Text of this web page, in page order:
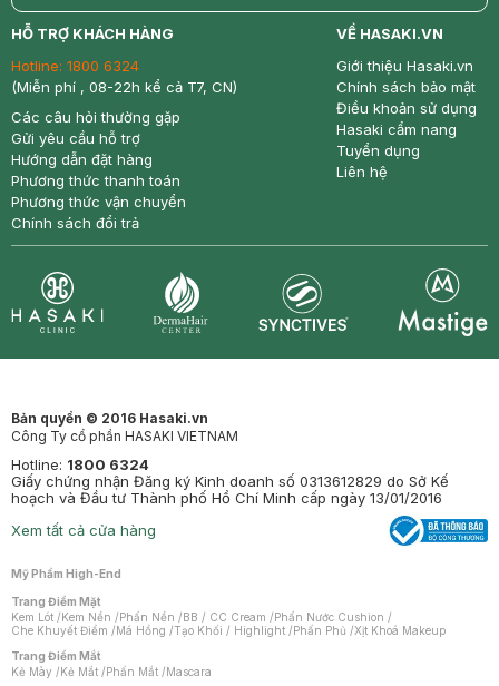
return nowfree price
HỖ TRỢ KHÁCH HÀNG
Hotline: 1800 6324
(Miễn phí , 08-22h kể cả T7, CN)
Các câu hỏi thường gặp
Gửi yêu cầu hỗ trợ
Hướng dẫn đặt hàng
Phương thức thanh toán
Phương thức vận chuyển
Chính sách đổi trả
VỀ HASAKI.VN
Giới thiệu Hasaki.vn
Chính sách bảo mật
Điều khoản sử dụng
Hasaki cẩm nang
Tuyển dụng
Liên hệ
Bản quyền © 2016 Hasaki.vn
Công Ty cổ phần HASAKI VIETNAM
Hotline: 1800 6324
Giấy chứng nhận Đăng ký Kinh doanh số 0313612829 do Sở Kế
hoạch và Đầu tư Thành phố Hồ Chí Minh cấp ngày 13/01/2016
Xem tất cả cửa hàng
Mỹ Phẩm High-End
Trang Điểm Mặt
Kem Lót /Kem Nền /Phấn Nền /BB / CC Cream /Phấn Nước Cushion /
Che Khuyết Điểm /Má Hồng /Tạo Khối / Highlight /Phấn Phủ /Xịt Khoá Makeup
Trang Điểm Mắt
Kẻ Mày /Kẻ Mắt /Phấn Mắt /Mascara